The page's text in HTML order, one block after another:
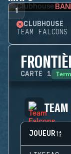
1
CLUBHOUSE
TEAM FALCONS
CARTE 1
TEAM
JOUEUR